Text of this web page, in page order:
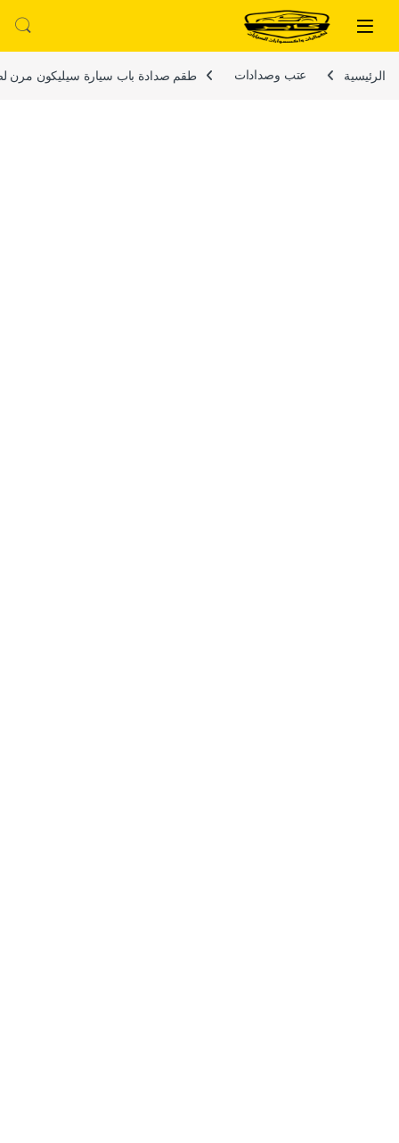
تخطي إلى المحتوى
الرئيسية عتب وصدادات طقم صدادة باب سيارة سيليكون مرن لصق لحماية باب